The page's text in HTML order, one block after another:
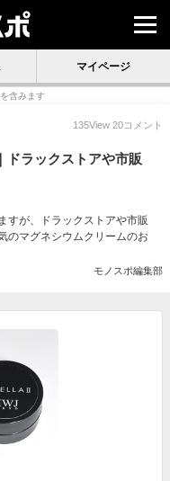
マイページ
含みます
135View 20コメント
ドラックストアや市販
すが、ドラックストアや市販
のマグネシウムクリームのお
モノスポ編集部